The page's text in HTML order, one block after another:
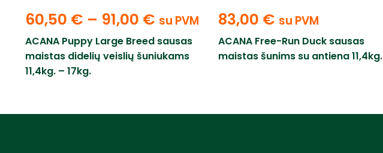
60,50 € – 91,00 € su PVM
ACANA Puppy Large Breed sausas
maistas didelių veislių šuniukams
11,4kg. – 17kg.
83,00 € su PVM
ACANA Free-Run Duck sausas
maistas šunims su antiena 11,4kg.